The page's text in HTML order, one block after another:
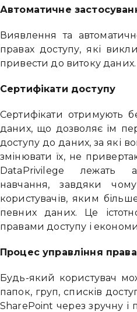
Автоматичне
Виявлення та
правах доступу, які
привести до витоку даних.
Сертифікати доступу
Сертифікати отримують
даних, що дозволяє їм
доступу до даних, за які
змінювати їх, не
DataPrivilege лежать
навчання, завдяки
користувачів, яким
певних даних. Це
правами доступу і
Процес управління
Будь-який користувач
папок, груп, списків
SharePoint через зручну